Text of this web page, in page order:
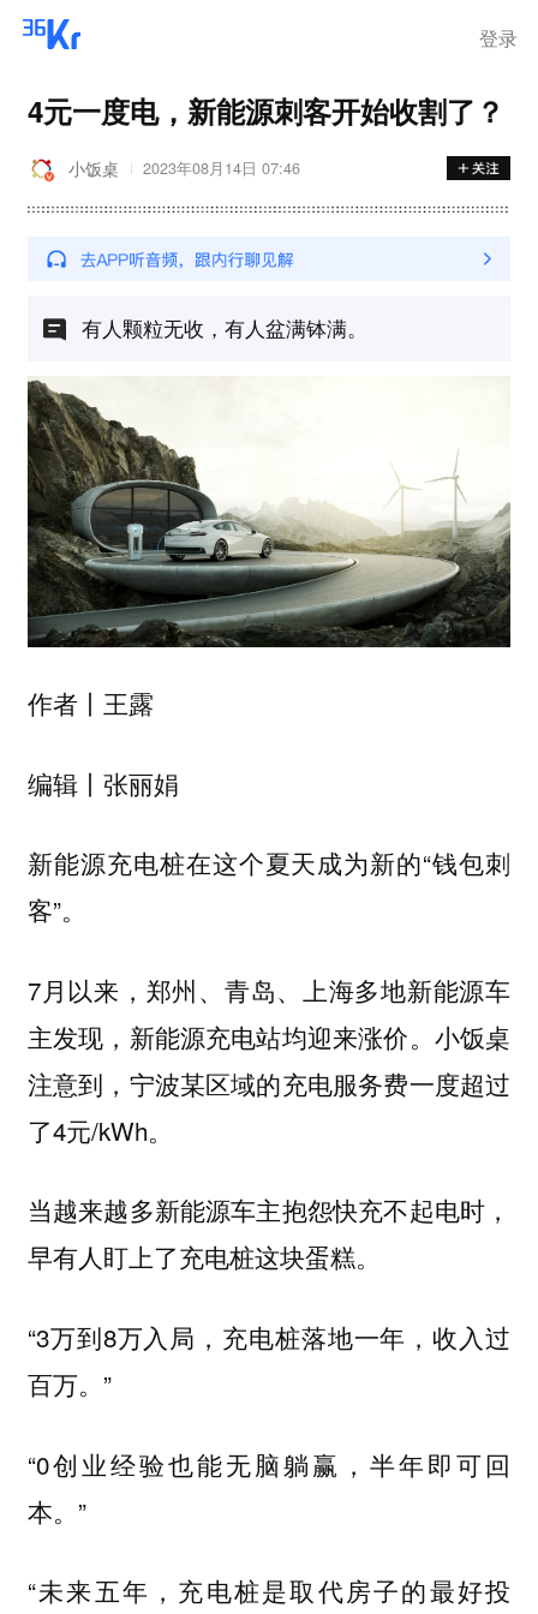
登录
4元一度电，新能源刺客开始收割了？
小饭桌 2023年08月14日 07:46
有人颗粒无收，有人盆满钵满。
作者丨王露
编辑丨张丽娟
新能源充电桩在这个夏天成为新的“钱包刺
客”。
7月以来，郑州、青岛、上海多地新能源车
主发现，新能源充电站均迎来涨价。小饭桌
注意到，宁波某区域的充电服务费一度超过
了4元/kWh。
当越来越多新能源车主抱怨快充不起电时，
早有人盯上了充电桩这块蛋糕。
“3万到8万入局，充电桩落地一年，收入过
百万。”
“0创业经验也能无脑躺赢，半年即可回
本。”
“未来五年，充电桩是取代房子的最好投